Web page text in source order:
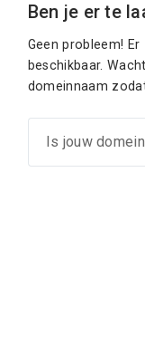
Ben je er te
Geen probleem!
beschikbaar.
domeinnaam